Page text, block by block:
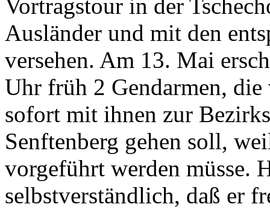
Vortragstour in der
Ausländer und mit den
versehen. Am 13. Mai
Uhr früh 2 Gendarmen,
sofort mit ihnen zur
Senftenberg gehen soll,
vorgeführt werden müsse.
selbstverständlich, daß er